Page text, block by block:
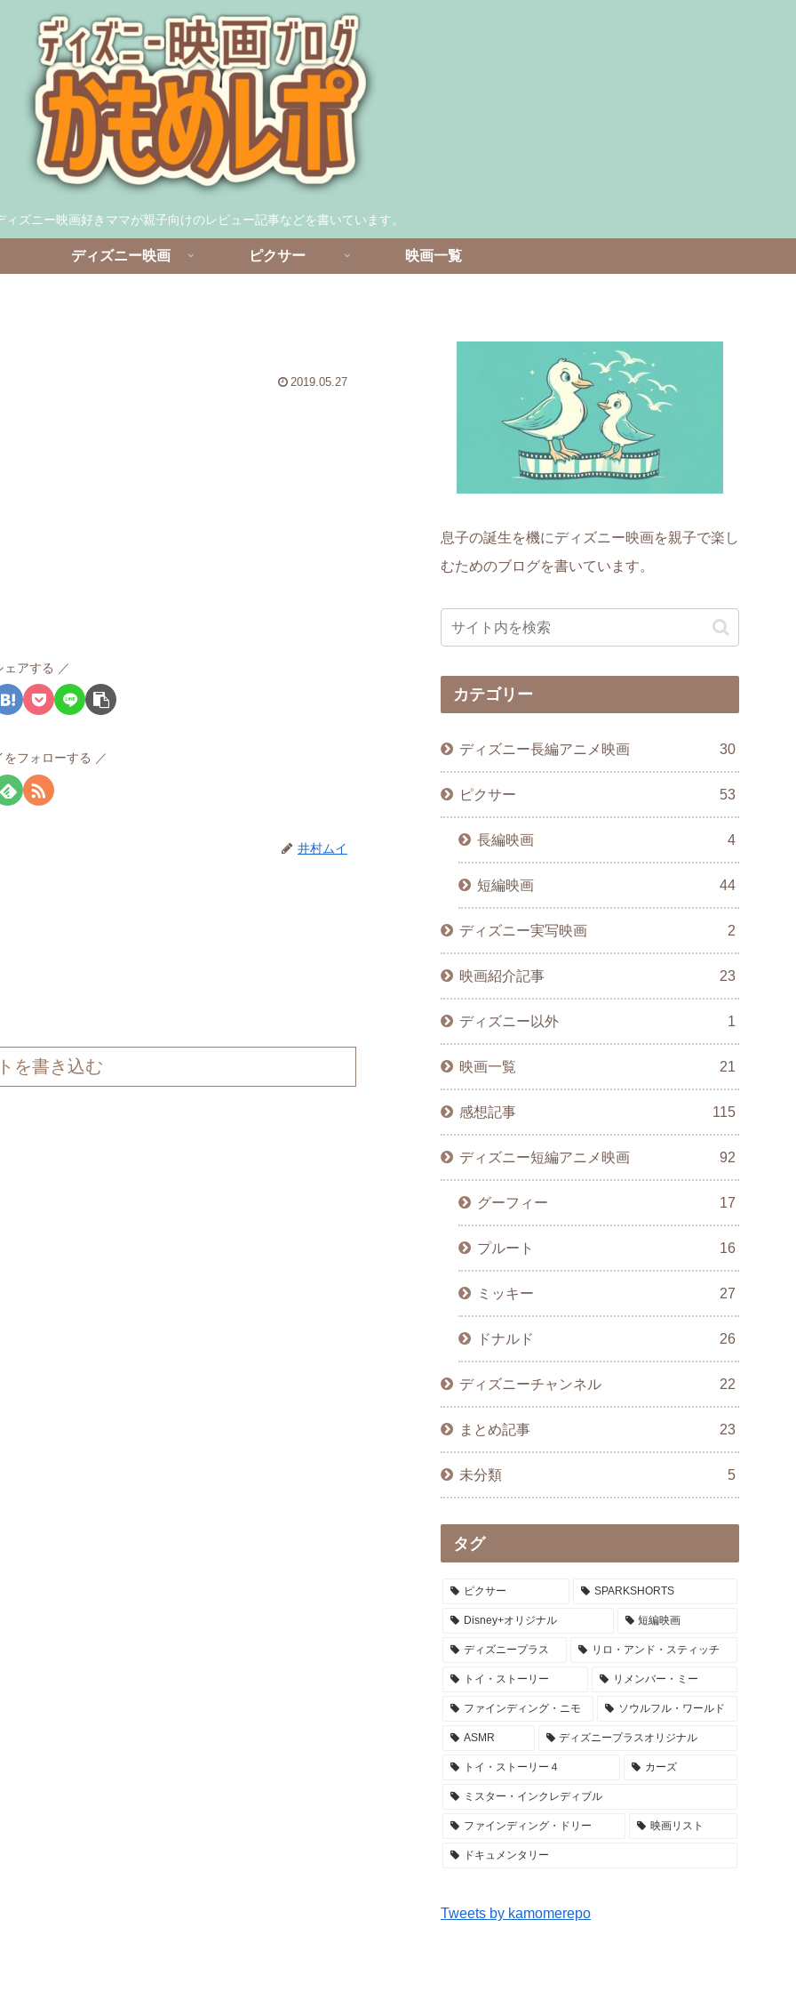
ィズニー映画好きママが親子向けのレビュー記事などを書いています。
ディズニー映画 ピクサー 映画一覧
2019.05.27
ェアする
をフォローする
井村ムイ
を書き込む
息子の誕生を機にディズニー映画を親子で楽し
むためのブログを書いています。
カテゴリー
ディズニー長編アニメ映画 30
ピクサー 53
長編映画 4
短編映画 44
ディズニー実写映画 2
映画紹介記事 23
ディズニー以外 1
映画一覧 21
感想記事 115
ディズニー短編アニメ映画 92
グーフィー 17
プルート 16
ミッキー 27
ドナルド 26
ディズニーチャンネル 22
まとめ記事 23
未分類 5
タグ
ピクサー SPARKSHORTS
Disney+オリジナル 短編映画
ディズニープラス リロ・アンド・スティッチ
トイ・ストーリー リメンバー・ミー
ファインディング・ニモ ソウルフル・ワールド
ASMR ディズニープラスオリジナル
トイ・ストーリー４ カーズ
ミスター・インクレディブル
ファインディング・ドリー 映画リスト
ドキュメンタリー
Tweets by kamomerepo